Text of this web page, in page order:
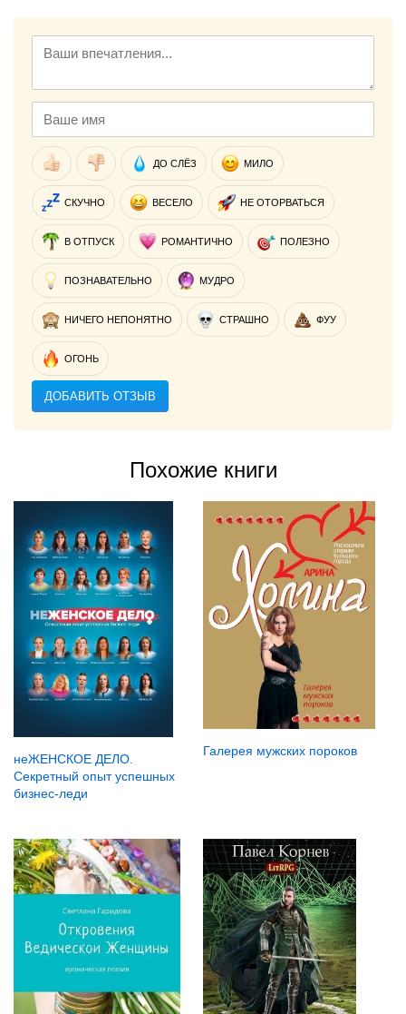
ДО СЛЁЗ МИЛО
СКУЧНО ВЕСЕЛО НЕ ОТОРВАТЬСЯ
В ОТПУСК РОМАНТИЧНО ПОЛЕЗНО
ПОЗНАВАТЕЛЬНО МУДРО
НИЧЕГО НЕПОНЯТНО СТРАШНО ФУУ
ОГОНЬ
ДОБАВИТЬ ОТЗЫВ
Похожие книги
неЖЕНСКОЕ ДЕЛО.
Секретный опыт успешных
бизнес-леди
Галерея мужских пороков